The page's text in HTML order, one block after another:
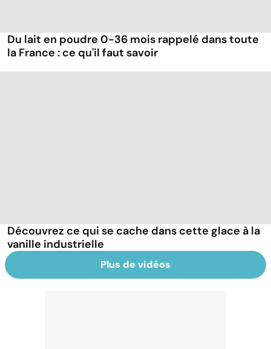
Du lait en poudre 0-36 mois rappelé dans toute
la France : ce qu'il faut savoir
Découvrez ce qui se cache dans cette glace à la
vanille industrielle
Plus de vidéos